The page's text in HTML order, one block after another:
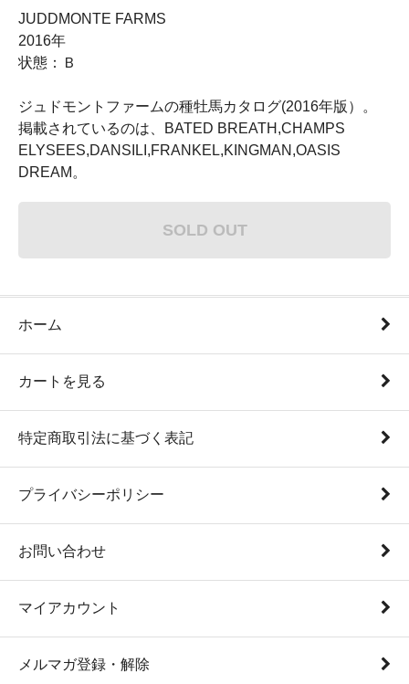
JUDDMONTE FARMS
2016年
状態：Ｂ
ジュドモントファームの種牡馬カタログ(2016年版）。
掲載されているのは、BATED BREATH,CHAMPS
ELYSEES,DANSILI,FRANKEL,KINGMAN,OASIS
DREAM。
SOLD OUT
ホーム
カートを見る
特定商取引法に基づく表記
プライバシーポリシー
お問い合わせ
マイアカウント
メルマガ登録・解除